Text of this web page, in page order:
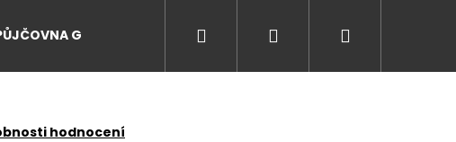
GRILŮ EVENTY A ZÁŽITKY NA GRILU
Přihlášení
hodnocení